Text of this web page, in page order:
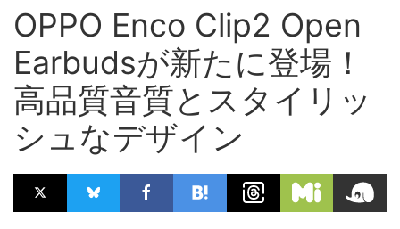
OPPO Enco Clip2 Open
Earbudsが新たに登場！
高品質音質とスタイリッ
シュなデザイン